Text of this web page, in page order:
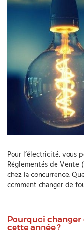
Pour l’électricité, vous
Réglementés de Vente
chez la concurrence.
comment changer de
Pourquoi changer
cette année ?